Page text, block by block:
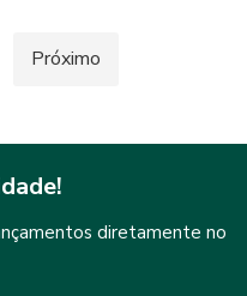
Próximo
diretamente no